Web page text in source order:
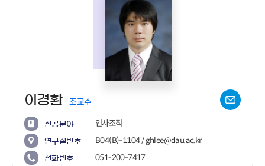
이경환 조교수
전공분야 인사조직
연구실번호 B04(B)-1104 / ghlee@dau.ac.kr
전화번호 051-200-7417